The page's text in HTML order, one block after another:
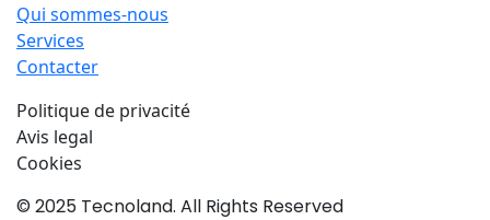
Qui sommes-nous
Services
Contacter
Politique de privacité
Avis legal
Cookies
© 2025 Tecnoland. All Rights Reserved